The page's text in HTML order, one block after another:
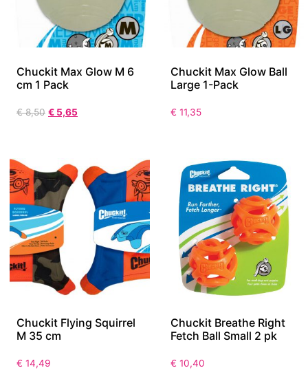
Chuckit Max Glow M 6
cm 1 Pack
€8,50 € 5,65
Chuckit Max Glow Ball
Large 1-Pack
€ 11,35
Chuckit Flying Squirrel
M 35 cm
€ 14,49
Chuckit Breathe Right
Fetch Ball Small 2 pk
€ 10,40